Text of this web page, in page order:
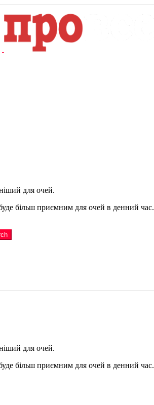
для очей.
більш приємним для очей в денний час.
для очей.
більш приємним для очей в денний час.